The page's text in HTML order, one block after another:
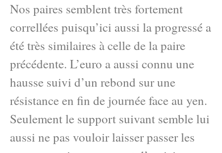
Nos paires semblent très fortement
correllées puisqu’ici aussi la progressé a
été très similaires à celle de la paire
précédente. L’euro a aussi connu une
hausse suivi d’un rebond sur une
résistance en fin de journée face au yen.
Seulement le support suivant semble lui
aussi ne pas vouloir laisser passer les